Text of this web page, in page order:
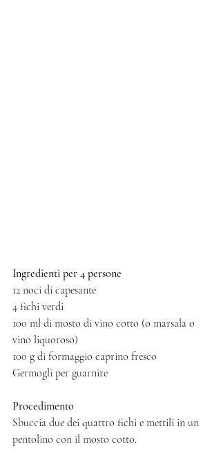
Ingredienti per 4 persone
12 noci di capesante
4 fichi verdi
100 ml di mosto di vino cotto (o marsala o
vino liquoroso)
100 g di formaggio caprino fresco
Germogli per guarnire
Procedimento
Sbuccia due dei quattro fichi e mettili in un
pentolino con il mosto cotto.